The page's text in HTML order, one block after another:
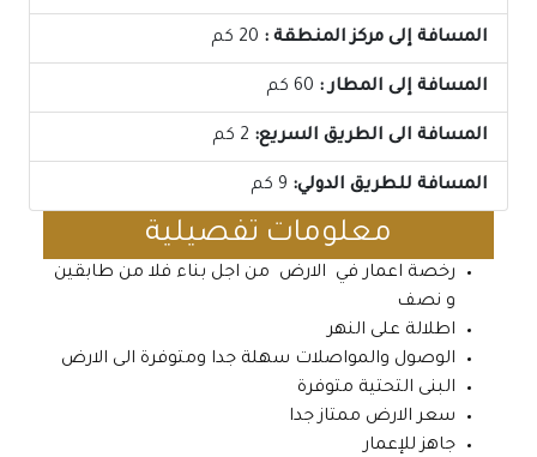
المسافة إلى مركز المنطقة :
المسافة إلى المطار : 60 كم
المسافة الى الطريق السريع: 2 كم
المسافة للطريق الدولي:
معلومات تفصيلية
رخصة اعمار في الارض من اجل بناء فلا من طابقين
و نصف
اطلالة على النهر
الوصول والمواصلات سهلة جدا ومتوفرة الى الارض
البنى التحتية متوفرة
سعر الارض ممتاز جدا
جاهز للإعمار